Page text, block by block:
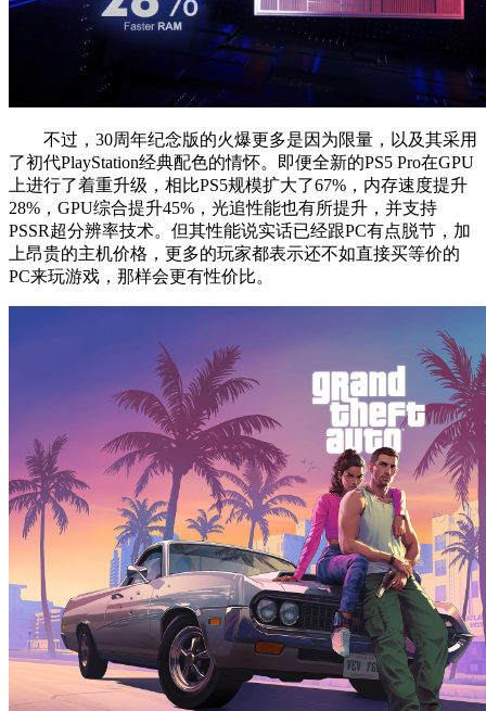
不过，30周年纪念版的火爆更多是因为限量，以及其采用
了初代PlayStation经典配色的情怀。即便全新的PS5 Pro在GPU
上进行了着重升级，相比PS5规模扩大了67%，内存速度提升
28%，GPU综合提升45%，光追性能也有所提升，并支持
PSSR超分辨率技术。但其性能说实话已经跟PC有点脱节，加
上昂贵的主机价格，更多的玩家都表示还不如直接买等价的
PC来玩游戏，那样会更有性价比。